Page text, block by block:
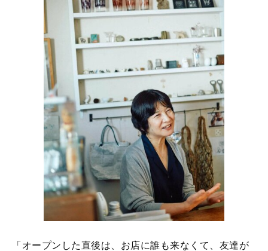
「オープンした直後は、お店に誰も来なくて、友達が